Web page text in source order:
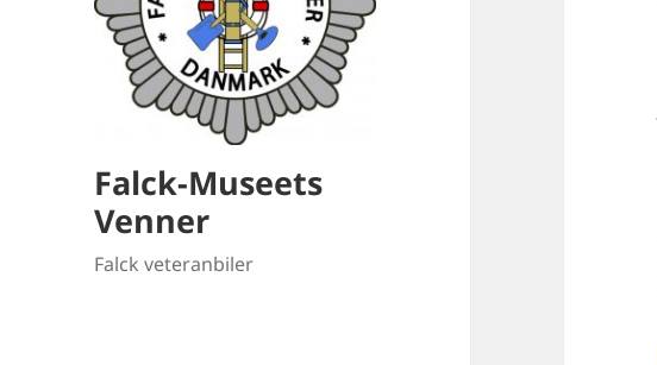
Falck-Museets
Venner
Falck veteranbiler